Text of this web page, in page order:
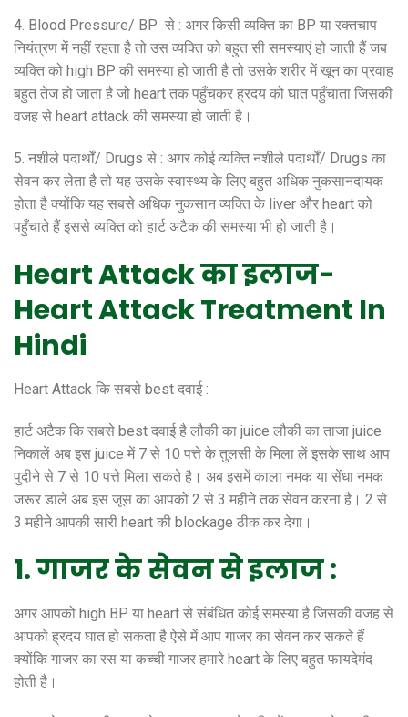
4. Blood Pressure/ BP से : अगर किसी व्यक्ति का BP या रक्तचाप
नियंत्रण में नहीं रहता है तो उस व्यक्ति को बहुत सी समस्याएं हो जाती हैं जब
व्यक्ति को high BP की समस्या हो जाती है तो उसके शरीर में खून का प्रवाह
बहुत तेज हो जाता है जो heart तक पहुँचकर ह्रदय को घात पहुँचाता जिसकी
वजह से heart attack की समस्या हो जाती है।
5. नशीले पदार्थों/ Drugs से : अगर कोई व्यक्ति नशीले पदार्थों/ Drugs का
सेवन कर लेता है तो यह उसके स्वास्थ्य के लिए बहुत अधिक नुकसानदायक
होता है क्योंकि यह सबसे अधिक नुकसान व्यक्ति के liver और heart को
पहुँचाते हैं इससे व्यक्ति को हार्ट अटैक की समस्या भी हो जाती है।
Heart Attack का इलाज-
Heart Attack Treatment In
Hindi
Heart Attack कि सबसे best दवाई :
हार्ट अटैक कि सबसे best दवाई है लौकी का juice लौकी का ताजा juice
निकालें अब इस juice में 7 से 10 पत्ते के तुलसी के मिला लें इसके साथ आप
पुदीने से 7 से 10 पत्ते मिला सकते है। अब इसमें काला नमक या सेंधा नमक
जरूर डाले अब इस जूस का आपको 2 से 3 महीने तक सेवन करना है। 2 से
3 महीने आपकी सारी heart की blockage ठीक कर देगा।
1. गाजर के सेवन से इलाज :
अगर आपको high BP या heart से संबंधित कोई समस्या है जिसकी वजह से
आपको ह्रदय घात हो सकता है ऐसे में आप गाजर का सेवन कर सकते हैं
क्योंकि गाजर का रस या कच्ची गाजर हमारे heart के लिए बहुत फायदेमंद
होती है।